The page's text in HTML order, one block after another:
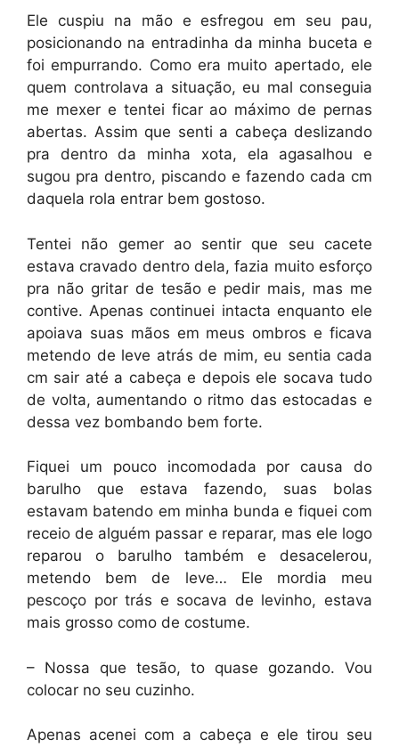
Ele cuspiu na mão e esfregou em seu pau,
posicionando na entradinha da minha buceta e
foi empurrando. Como era muito apertado, ele
quem controlava a situação, eu mal conseguia
me mexer e tentei ficar ao máximo de pernas
abertas. Assim que senti a cabeça deslizando
pra dentro da minha xota, ela agasalhou e
sugou pra dentro, piscando e fazendo cada cm
daquela rola entrar bem gostoso.
Tentei não gemer ao sentir que seu cacete
estava cravado dentro dela, fazia muito esforço
pra não gritar de tesão e pedir mais, mas me
contive. Apenas continuei intacta enquanto ele
apoiava suas mãos em meus ombros e ficava
metendo de leve atrás de mim, eu sentia cada
cm sair até a cabeça e depois ele socava tudo
de volta, aumentando o ritmo das estocadas e
dessa vez bombando bem forte.
Fiquei um pouco incomodada por causa do
barulho que estava fazendo, suas bolas
estavam batendo em minha bunda e fiquei com
receio de alguém passar e reparar, mas ele logo
reparou o barulho também e desacelerou,
metendo bem de leve… Ele mordia meu
pescoço por trás e socava de levinho, estava
mais grosso como de costume.
– Nossa que tesão, to quase gozando. Vou
colocar no seu cuzinho.
Apenas acenei com a cabeça e ele tirou seu